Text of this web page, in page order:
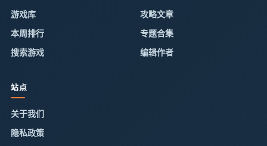
游戏库
本周排行
搜索游戏
攻略文章
专题合集
编辑作者
站点
关于我们
隐私政策